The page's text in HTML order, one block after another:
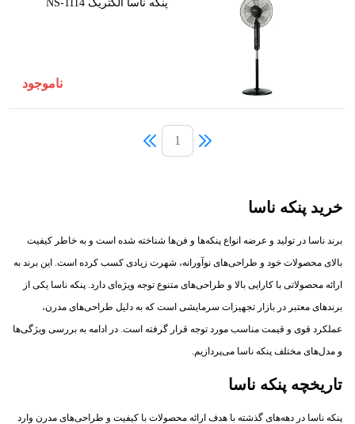
پنکه ناسا الکتریک NS-1114
ناموجود
1
خرید پنکه ناسا
برند ناسا در تولید و عرضه انواع پنکه‌ها و فن‌ها شناخته شده است و به خاطر کیفیت
بالای محصولات خود و طراحی‌های نوآورانه، شهرت زیادی کسب کرده است. این برند به
ارائه محصولاتی با کارایی بالا و طراحی‌های متنوع توجه ویژه‌ای دارد. پنکه ناسا یکی از
برندهای معتبر در بازار تجهیزات سرمایشی است که به دلیل طراحی‌های مدرن،
عملکرد قوی و قیمت مناسب مورد توجه قرار گرفته است. در ادامه به بررسی ویژگی‌ها
و مدل‌های مختلف پنکه ناسا می‌پردازیم.
تاریخچه پنکه ناسا
پنکه ناسا در دهه‌های گذشته با هدف ارائه محصولات با کیفیت و طراحی‌های مدرن وارد